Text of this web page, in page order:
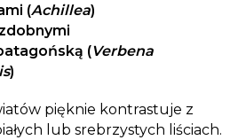
(Achillea)
(Verbena
)
pięknie kontrastuje z
lub srebrzystych liściach.